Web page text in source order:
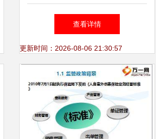
下监管统一，"持证上岗"成行
业底线
查看详情
更新时间：2026-08-06 21:30:57